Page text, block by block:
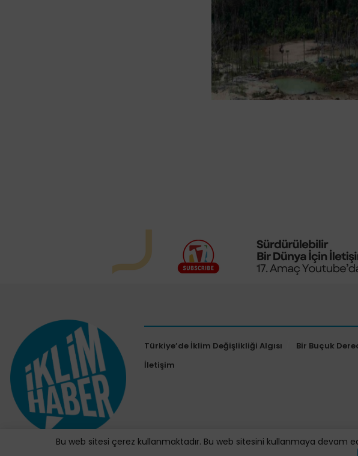
Türkiye’de İklim Değişlikliği Algısı Bir Buçuk
İletişim
Bu web sitesi çerez kullanmaktadır. Bu web sitesini kullanmaya devam